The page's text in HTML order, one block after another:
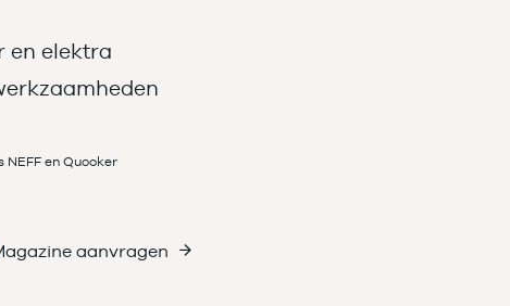
en elektra
NEFF en Quooker
aanvragen